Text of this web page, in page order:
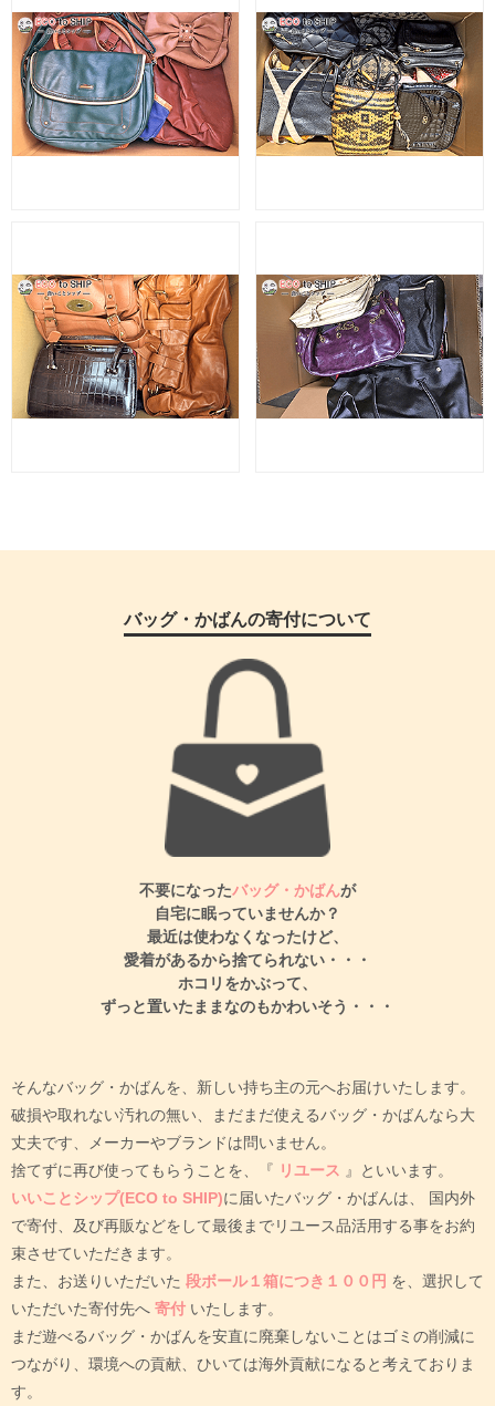
バッグ・かばんの寄付について
不要になったバッグ・かばんが
自宅に眠っていませんか？
最近は使わなくなったけど、
愛着があるから捨てられない・・・
ホコリをかぶって、
ずっと置いたままなのもかわいそう・・・
そんなバッグ・かばんを、新しい持ち主の元へお届けいたします。
破損や取れない汚れの無い、まだまだ使えるバッグ・かばんなら大
丈夫です、メーカーやブランドは問いません。
捨てずに再び使ってもらうことを、『 リユース 』といいます。
いいことシップ(ECO to SHIP)に届いたバッグ・かばんは、
国内外
で寄付、及び再販などをして最後までリユース品活用する事をお約
束させていただきます。
また、お送りいただいた 段ボール１箱につき１００円 を、選択して
いただいた寄付先へ 寄付 いたします。
まだ遊べるバッグ・かばんを安直に廃棄しないことはゴミの削減に
つながり、環境への貢献、ひいては海外貢献になると考えておりま
す。